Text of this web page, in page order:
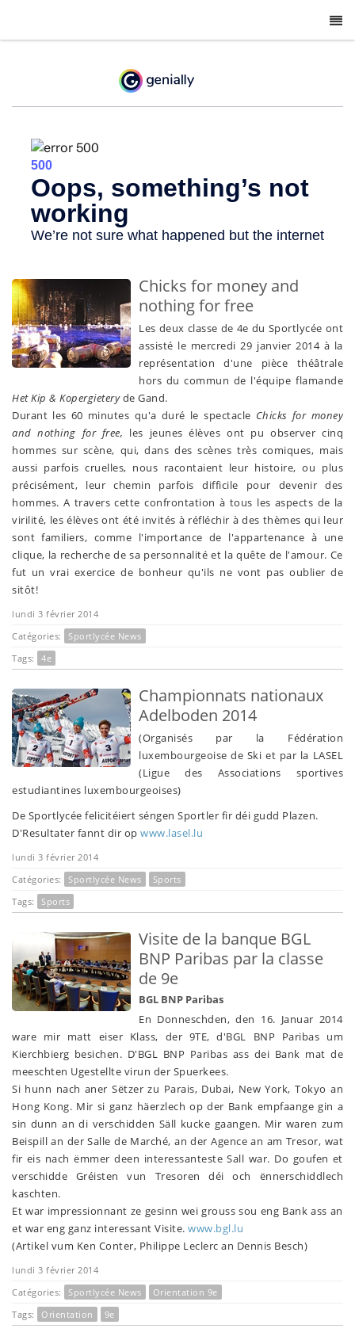
Chicks for money and
nothing for free
Les deux classe de 4e du Sportlycée ont
assisté le mercredi 29 janvier 2014 à la
représentation d'une pièce théâtrale
hors du commun de l'équipe flamande
Het Kip & Kopergieteryde Gand.
Durant les 60 minutes qu'a duré le spectacle Chicks for money
and nothing for free, les jeunes élèves ont pu observer cinq
hommes sur scène, qui, dans des scènes très comiques, mais
aussi parfois cruelles, nous racontaient leur histoire, ou plus
précisément, leur chemin parfois difficile pour devenir des
hommes. A travers cette confrontation à tous les aspects de la
virilité, les élèves ont été invités à réfléchir à des thèmes qui leur
sont familiers, comme l'importance de l'appartenance à une
clique, la recherche de sa personnalité et la quête de l'amour. Ce
fut un vrai exercice de bonheur qu'ils ne vont pas oublier de
sitôt!
lundi 3 février 2014
Catégories:
Sportlycée News
Tags:
4e
Championnats nationaux
Adelboden 2014
(Organisés par la Fédération
luxembourgeoise de Ski et par la LASEL
(Ligue des Associations sportives
estudiantines luxembourgeoises)
De Sportlycée felicitéiert séngen Sportler fir déi gudd Plazen.
D'Resultater fannt dir op www.lasel.lu
lundi 3 février 2014
Catégories:
Sportlycée News
Sports
Tags:
Sports
Visite de la banque BGL
BNP Paribas par la classe
de 9e
BGL BNP Paribas
En Donneschden, den 16. Januar 2014
ware mir matt eiser Klass, der 9TE, d'BGL BNP Paribas um
Kierchbierg besichen. D'BGL BNP Paribas ass dei Bank mat de
meeschten Ugestellte virun der Spuerkees.
Si hunn nach aner Sëtzer zu Parais, Dubai, New York, Tokyo an
Hong Kong. Mir si ganz häerzlech op der Bank empfaange gin a
sin dunn an di verschidden Säll kucke gaangen. Mir waren zum
Beispill an der Salle de Marché, an der Agence an am Tresor, wat
fir eis nach ëmmer deen interessanteste Sall war. Do goufen et
verschidde Gréisten vun Tresoren déi och ënnerschiddlech
kaschten.
Et war impressionnant ze gesinn wei grouss sou eng Bank ass an
et war eng ganz interessant Visite. www.bgl.lu
(Artikel vum Ken Conter, Philippe Leclerc an Dennis Besch)
lundi 3 février 2014
Catégories:
Sportlycée News
Orientation 9e
Tags:
Orientation 9e